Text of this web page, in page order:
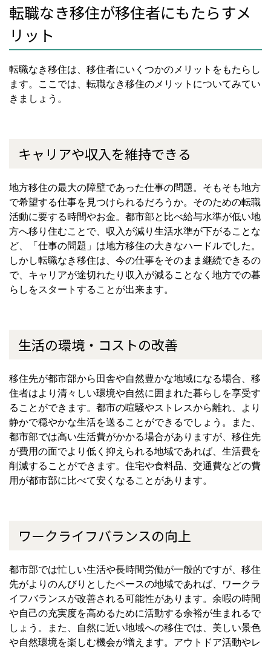
転職なき移住が移住者にもたらすメ
リット
転職なき移住は、移住者にいくつかのメリットをもたらし
ます。ここでは、転職なき移住のメリットについてみてい
きましょう。
キャリアや収入を維持できる
地方移住の最大の障壁であった仕事の問題。そもそも地方
で希望する仕事を見つけられるだろうか。そのための転職
活動に要する時間やお金。都市部と比べ給与水準が低い地
方へ移り住むことで、収入が減り生活水準が下がることな
ど、「仕事の問題」は地方移住の大きなハードルでした。
しかし転職なき移住は、今の仕事をそのまま継続できるの
で、キャリアが途切れたり収入が減ることなく地方での暮
らしをスタートすることが出来ます。
生活の環境・コストの改善
移住先が都市部から田舎や自然豊かな地域になる場合、移
住者はより清々しい環境や自然に囲まれた暮らしを享受す
ることができます。都市の喧騒やストレスから離れ、より
静かで穏やかな生活を送ることができるでしょう。また、
都市部では高い生活費がかかる場合がありますが、移住先
が費用の面でより低く抑えられる地域であれば、生活費を
削減することができます。住宅や食料品、交通費などの費
用が都市部に比べて安くなることがあります。
ワークライフバランスの向上
都市部では忙しい生活や長時間労働が一般的ですが、移住
先がよりのんびりとしたペースの地域であれば、ワークラ
イフバランスが改善される可能性があります。余暇の時間
や自己の充実度を高めるために活動する余裕が生まれるで
しょう。また、自然に近い地域への移住では、美しい景色
や自然環境を楽しむ機会が増えます。アウトドア活動やレ